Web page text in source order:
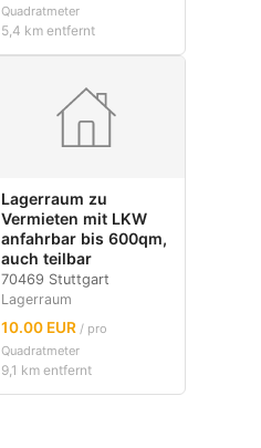
Quadratmeter
5,4 km entfernt
Lagerraum zu
Vermieten mit LKW
anfahrbar bis 600qm,
auch teilbar
70469 Stuttgart
Lagerraum
10.00 EUR / pro
Quadratmeter
9,1 km entfernt